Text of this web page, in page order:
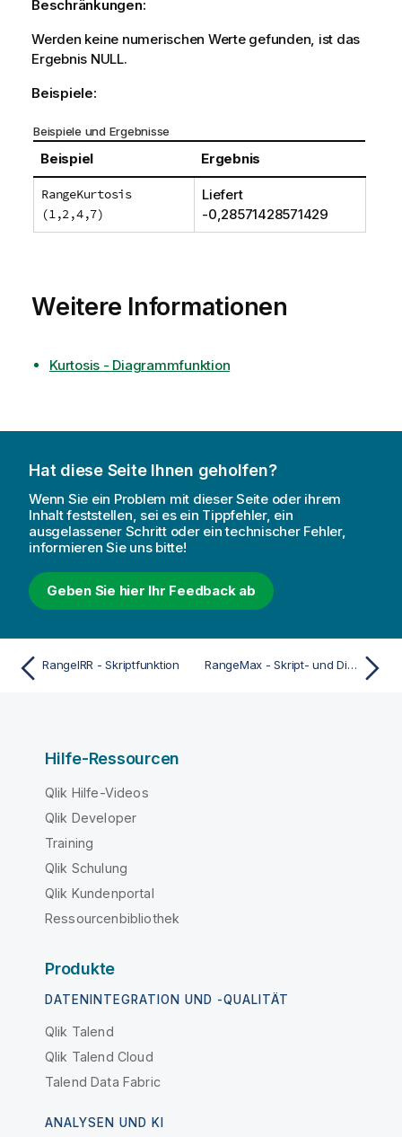
Beschränkungen:
Werden keine numerischen Werte gefunden, ist das
Ergebnis NULL.
Beispiele:
Beispiele und Ergebnisse
Beispiel Ergebnis
RangeKurtosis
(1,2,4,7)
Liefert
-0,28571428571429
Weitere Informationen
Kurtosis - Diagrammfunktion
Hat diese Seite Ihnen geholfen?
Wenn Sie ein Problem mit dieser Seite oder ihrem
Inhalt feststellen, sei es ein Tippfehler, ein
ausgelassener Schritt oder ein technischer Fehler,
informieren Sie uns bitte!
Geben Sie hier Ihr Feedback ab
RangeIRR - Skriptfunktion RangeMax - Skript- und Diagrammfunktion
Hilfe-Ressourcen
Qlik Hilfe-Videos
Qlik Developer
Training
Qlik Schulung
Qlik Kundenportal
Ressourcenbibliothek
Produkte
DATENINTEGRATION UND -QUALITÄT
Qlik Talend
Qlik Talend Cloud
Talend Data Fabric
ANALYSEN UND KI